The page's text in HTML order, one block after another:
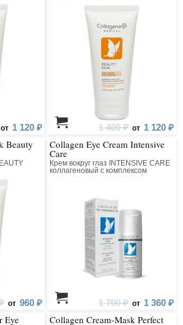
от 1 120 ₽ 1 400 ₽ от 1 120 ₽
Beauty
от 960 ₽
Collagen Eye Cream Intensive
Care
Крем вокруг глаз INTENSIVE CARE
коллагеновый с комплексом
1 700 ₽ от 1 360 ₽
Eye Collagen Cream-Mask Perfect